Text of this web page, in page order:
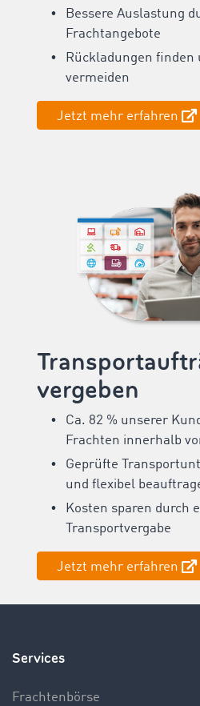
Bessere Auslastung
Frachtangebote
Rückladungen finden
vermeiden
Jetzt mehr erfahren
vergeben
Ca. 82 % unserer
Frachten innerhalb
Geprüfte
und flexibel
Kosten sparen durch
Transportvergabe
Jetzt mehr erfahren
Services
Frachtenbörse